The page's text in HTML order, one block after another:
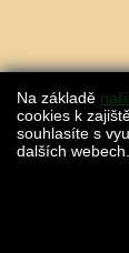
Na základě
cookies k
souhlasíte s
dalších webech.